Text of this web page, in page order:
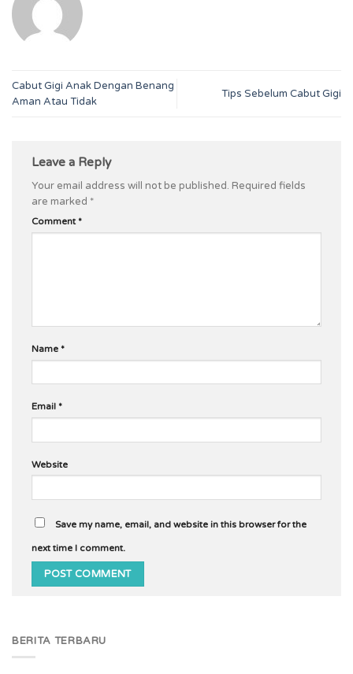
Cabut Gigi Anak Dengan Benang
Aman Atau Tidak
Tips Sebelum Cabut Gigi
Leave a Reply
Your email address will not be published. Required fields
are marked *
Comment *
Name *
Email *
Website
Save my name, email, and website in this browser for the
next time I comment.
BERITA TERBARU